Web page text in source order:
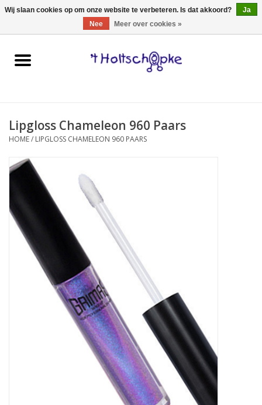
0 Artikelen - €0,00
Home
spellen
onderweg
schmink & make-up
hebbedingen
kinderkamer
eten & drinken
Lipgloss Chameleon 960 Paars
HOME/ LIPGLOSS CHAMELEON 960 PAARS
Wij slaan cookies op om onze website te verbeteren. Is dat akkoord?
Ja
Nee
Meer over cookies »